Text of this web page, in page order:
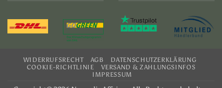
WIDERRUFSRECHT AGB
DATENSCHUTZERKLÄRUNG
COOKIE-RICHTLINIE
VERSAND & ZAHLUNGSINFOS
IMPRESSUM